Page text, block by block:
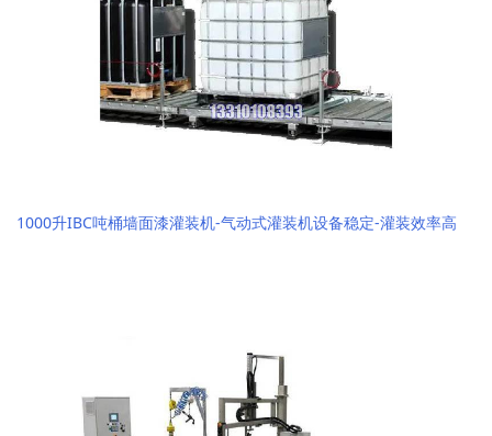
1000升IBC吨桶墙面漆灌装机-气动式灌装机设备稳定-灌装效率高